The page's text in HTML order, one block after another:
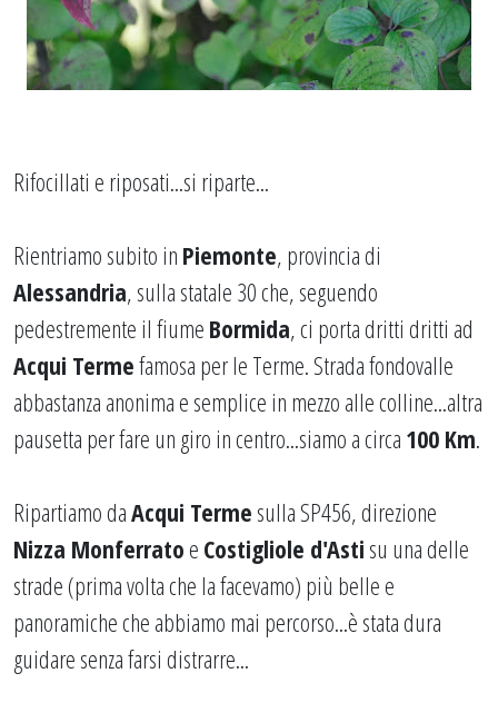
Rifocillati e riposati...si riparte...
Rientriamo subito in Piemonte, provincia di
Alessandria, sulla statale 30 che, seguendo
pedestremente il fiume Bormida, ci porta dritti dritti ad
Acqui Termefamosa per le Terme. Strada fondovalle
abbastanza anonima e semplice in mezzo alle colline...altra
pausetta per fare un giro in centro...siamo a circa 100 Km.
Ripartiamo daAcqui Terme sulla SP456, direzione
Nizza Monferrato e Costigliole d'Asti su una delle
strade (prima volta che la facevamo) più belle e
panoramiche che abbiamo mai percorso...è stata dura
guidare senza farsi distrarre...